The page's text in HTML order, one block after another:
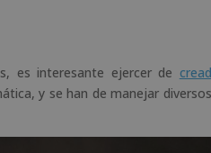
es interesante ejercer de
y se han de manejar